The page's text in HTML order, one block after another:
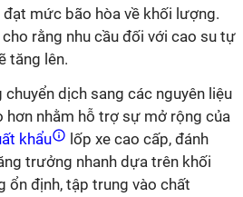
mức bão hòa về khối lượng.
rằng nhu cầu đối với cao su tự
tăng lên.
chuyển dịch sang các nguyên liệu
hơn nhằm hỗ trợ sự mở rộng của
khẩu
lốp xe cao cấp, đánh
trưởng nhanh dựa trên khối
ổn định, tập trung vào chất